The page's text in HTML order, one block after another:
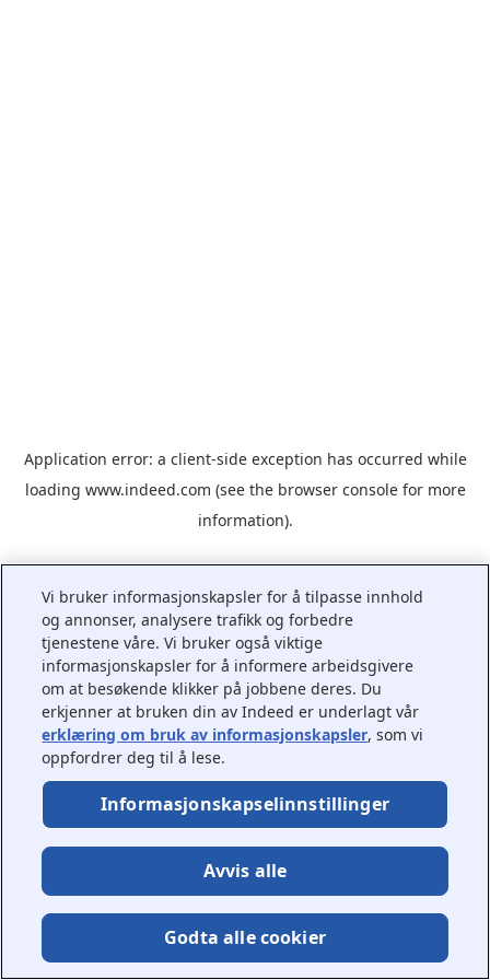
Application error: a client-side exception has occurred while
loading www.indeed.com (see the browser consolefor more
information).
Vi bruker informasjonskapsler for å tilpasse innhold
og annonser, analysere trafikk og forbedre
tjenestene våre. Vi bruker også viktige
informasjonskapsler for å informere arbeidsgivere
om at besøkende klikker på jobbene deres. Du
erkjenner at bruken din av Indeed er underlagt vår
erklæring om bruk av informasjonskapsler, som vi
oppfordrer deg til å lese.
Informasjonskapselinnstillinger
Avvis alle
Godta alle cookier